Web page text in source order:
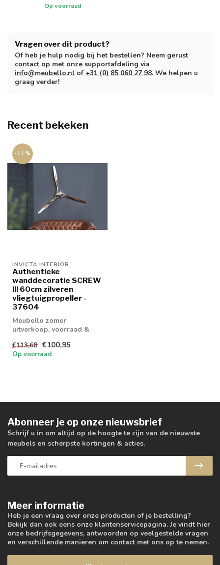
Op voorraad
Vragen over dit product?
Of heb je hulp nodig bij het bestellen? Neem gerust
contact op met onze supportafdeling via
info@meubello.nl of +31 (0) 85 060 27 98. We helpen u
graag verder!
Recent bekeken
-11%
INVICTA INTERIOR
Authentieke
wanddecoratie SCREW
III 60cm zilveren
vliegtuigpropeller -
37604
Meubello zomer
uitverkoop, voorraad &
levertijd 1/2 wek...
€113,68 €100,95
Op voorraad
Meer informatie
Heb je een vraag over onze producten of je bestelling?
Bekijk dan ook eens onze klantenservicepagina. Je vindt hier
onze bedrijfsgegevens, antwoorden op veelgestelde vragen
en verschillende manieren om contact met ons op te nemen.
Abonneer je op onze nieuwsbrief
Schrijf u in om altijd op de hoogte te zijn van de nieuwste
meubels en scherpste kortingen & acties.